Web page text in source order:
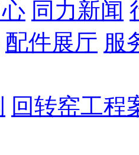
同力新闻
配件展厅 服
回转窑工程